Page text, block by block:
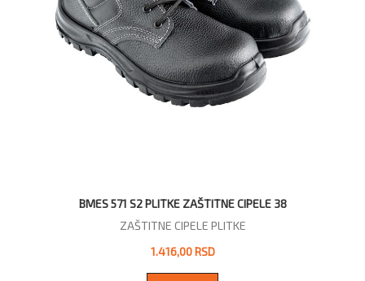
BMES 571 S2 PLITKE ZAŠTITNE CIPELE 38
ZAŠTITNE CIPELE PLITKE
1.416,00 RSD